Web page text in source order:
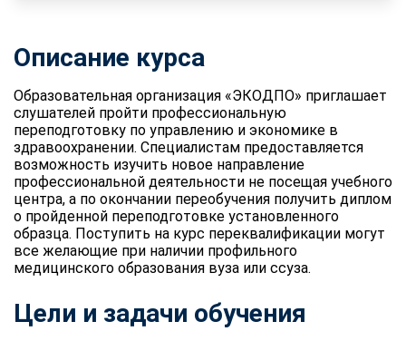
Описание курса
Образовательная организация «ЭКОДПО» приглашает
слушателей пройти профессиональную
переподготовку по управлению и экономике в
здравоохранении. Специалистам предоставляется
возможность изучить новое направление
профессиональной деятельности не посещая учебного
центра, а по окончании переобучения получить диплом
о пройденной переподготовке установленного
образца. Поступить на курс переквалификации могут
все желающие при наличии профильного
медицинского образования вуза или ссуза.
Цели и задачи обучения